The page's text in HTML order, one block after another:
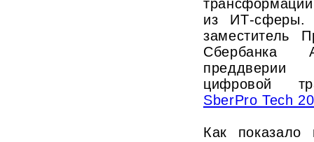
из ИТ-сферы.
заместитель
Сбербанка
цифровой
SberPro Tech
Как показало